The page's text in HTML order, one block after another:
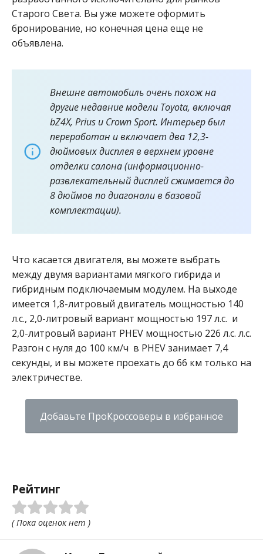
Старого Света. Вы уже можете оформить
бронирование, но конечная цена еще не
объявлена.
Внешне автомобиль очень похож на
другие недавние модели Toyota, включая
bZ4X, Prius и Crown Sport. Интерьер был
переработан и включает два 12,3-
дюймовых дисплея в верхнем уровне
отделки салона (информационно-
развлекательный дисплей сжимается до
8 дюймов по диагонали в базовой
комплектации).
Что касается двигателя, вы можете выбрать
между двумя вариантами мягкого гибрида и
гибридным подключаемым модулем. На выходе
имеется 1,8-литровый двигатель мощностью 140
л.с., 2,0-литровый вариант мощностью 197 л.с. и
2,0-литровый вариант PHEV мощностью 226 л.с. л.с.
Разгон с нуля до 100 км/ч в PHEV занимает 7,4
секунды, и вы можете проехать до 66 км только на
электричестве.
Добавьте ПроКроссоверы в избранное
Рейтинг
( Пока оценок нет )